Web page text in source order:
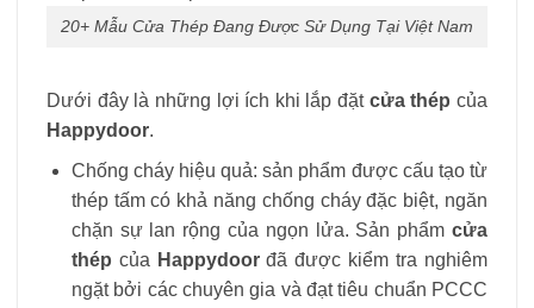
20+ Mẫu Cửa Thép Đang Được Sử Dụng Tại Việt Nam
Dưới đây là những lợi ích khi lắp đặt cửa thép của
Happydoor.
Chống cháy hiệu quả: sản phẩm được cấu tạo từ
thép tấm có khả năng chống cháy đặc biệt, ngăn
chặn sự lan rộng của ngọn lửa. Sản phẩm cửa
thép của Happydoorđã được kiểm tra nghiêm
ngặt bởi các chuyên gia và đạt tiêu chuẩn PCCC